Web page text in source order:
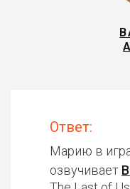
Ответ:
Марию в
озвучивает